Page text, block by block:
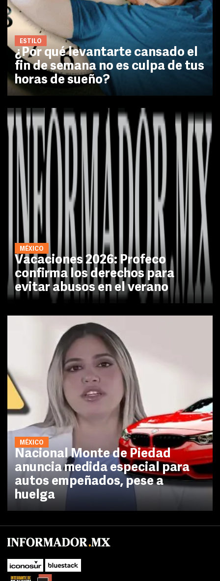
ESTILO
¿Por qué levantarte cansado el
fin de semana no es culpa de tus
horas de sueño?
MÉXICO
Vacaciones 2026: Profeco
confirma los derechos para
evitar abusos en el verano
MÉXICO
Nacional Monte de Piedad
anuncia medida especial para
autos empeñados, pese a
huelga